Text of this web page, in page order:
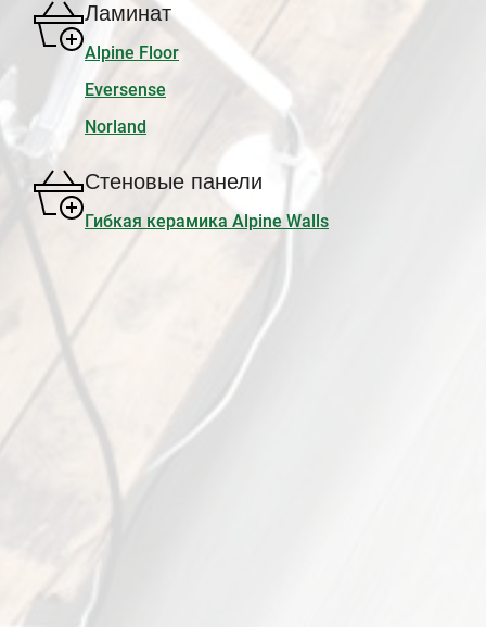
Ламинат
Alpine Floor
Eversense
Norland
Стеновые панели
Гибкая керамика Alpine Walls